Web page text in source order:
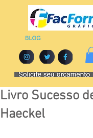
Livro Sucesso
Haeckel